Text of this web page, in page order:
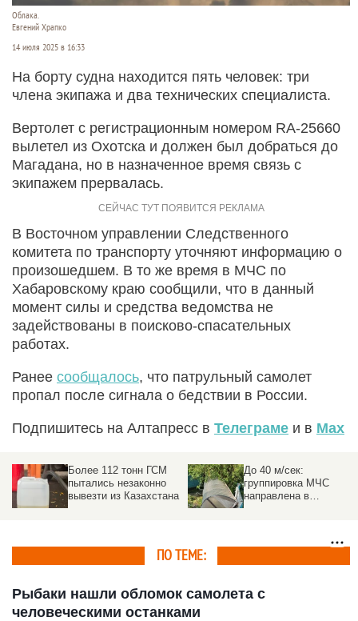
Облака.
Евгений Храпко
14 июля 2025 в 16:33
На борту судна находится пять человек: три
члена экипажа и два технических специалиста.
Вертолет с регистрационным номером RA-25660
вылетел из Охотска и должен был добраться до
Магадана, но в назначенное время связь с
экипажем прервалась.
В Восточном управлении Следственного
комитета по транспорту уточняют информацию о
произошедшем. В то же время в МЧС по
Хабаровскому краю сообщили, что в данный
момент силы и средства ведомства не
задействованы в поисково-спасательных
работах.
Ранее сообщалось, что патрульный самолет
пропал после сигнала о бедствии в России.
Подпишитесь на Алтапресс в Телеграме и в Max
Более 112 тонн ГСМ
пытались незаконно
вывезти из Казахстана
До 40 м/сек:
группировка МЧС
направлена в
ПО ТЕМЕ:
Рыбаки нашли обломок самолета с
человеческими останками